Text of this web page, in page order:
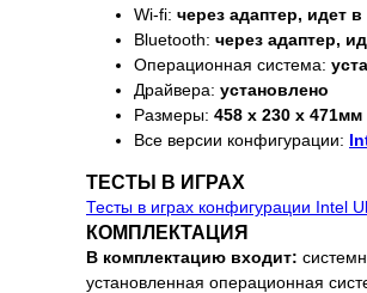
Wi-fi: через адаптер, идет в
Bluetooth: через адаптер,
Операционная система:
Драйвера: установлено
Размеры: 458 x 230 x 471мм
Все версии конфигурации:
ТЕСТЫ В ИГРАХ
Тесты в играх конфигурации Intel
КОМПЛЕКТАЦИЯ
В комплектацию входит:
установленная операционная